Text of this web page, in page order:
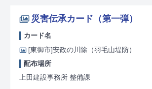
災害伝承カード（第一弾）
カード名
[東御市]安政の川除（羽毛山堤防）
配布場所
上田建設事務所 整備課